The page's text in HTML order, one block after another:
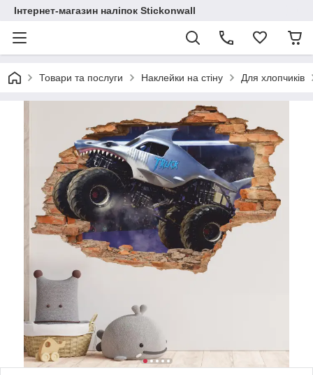
Інтернет-магазин наліпок Stickonwall
Товари та послуги Наклейки на стіну Для хлопчиків